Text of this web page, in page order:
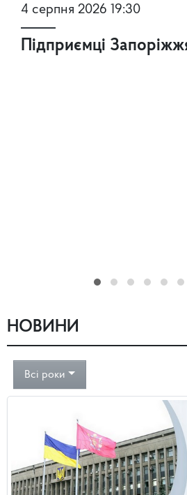
4 серпня 2026 19:30
Підприємці
НОВИНИ
Всі роки